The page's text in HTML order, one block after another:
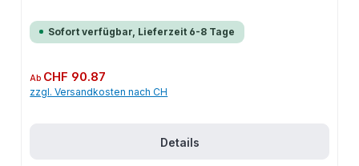
Sofort verfügbar, Lieferzeit 6-8 Tage
Regulärer Preis:
Ab CHF 90.87
zzgl. Versandkosten nach CH
Details